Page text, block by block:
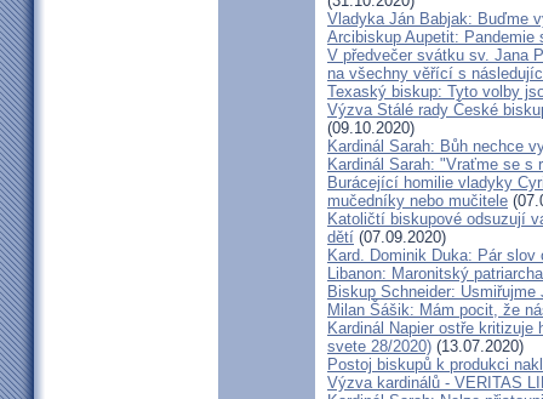
Vladyka Ján Babjak: Buďme
Arcibiskup Aupetit: Pandemie
V předvečer svátku sv. Jana
na všechny věřící s
Texaský biskup: Tyto volby
Výzva Stálé rady České
(09.10.2020)
Kardinál Sarah: Bůh nechce
Kardinál Sarah: "Vraťme se s
Burácející homilie vladyky
mučedníky nebo mučitele
Katoličtí biskupové odsuzují
dětí (07.09.2020)
Kard. Dominik Duka: Pár slov
Libanon: Maronitský
Biskup Schneider:
Milan Šášik: Mám pocit, že
Kardinál Napier ostře
svete 28/2020) (13.07.2020)
Postoj biskupů k produkci
Výzva kardinálů - VERITAS